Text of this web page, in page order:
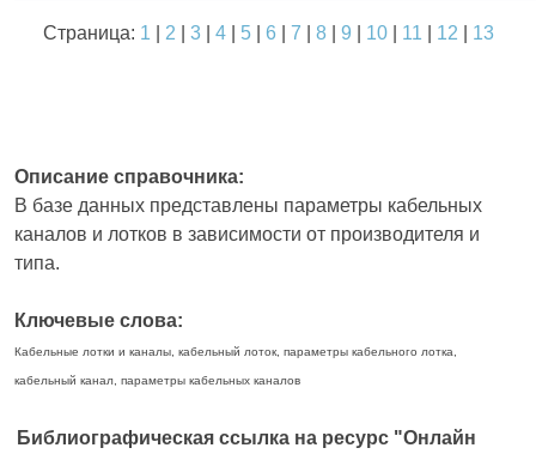
Страница: 1 2 3| 4| 5| 6 7 8| 9 10| 11 12 13
Описание справочника:
В базе данных представлены параметры кабельных
каналов и лотков в зависимости от производителя и
типа.
Ключевые слова:
Кабельные лотки и каналы, кабельный лоток, параметры кабельного лотка,
кабельный канал, параметры кабельных каналов
Библиографическая ссылка на ресурс "Онлайн